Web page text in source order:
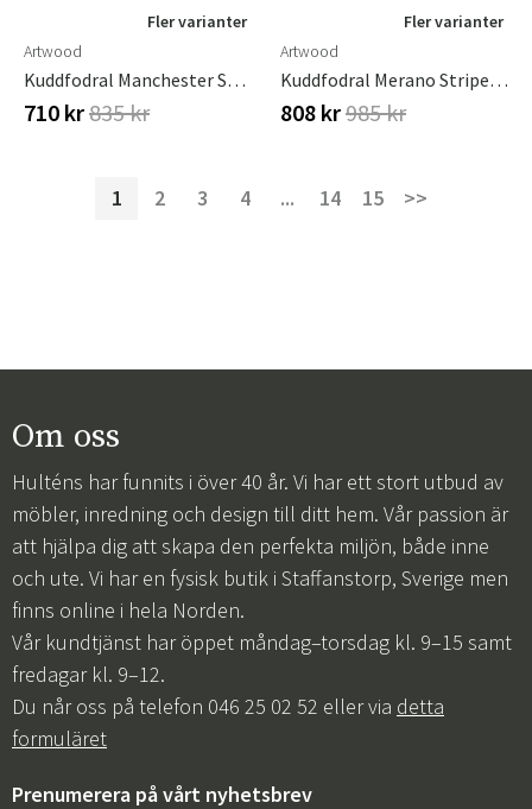
Fler varianter
Artwood
Kuddfodral Manchester Steel Grey 50X50 Cm
710 kr835 kr
Fler varianter
Artwood
Kuddfodral Merano Stripe Apatit 60x60 Cm
808 kr985 kr
1 2 3 4 ... 14 15 >>
Om oss
Hulténs har funnits i över 40 år. Vi har ett stort utbud av
möbler, inredning och design till ditt hem. Vår passion är
att hjälpa dig att skapa den perfekta miljön, både inne
och ute. Vi har en fysisk butik i Staffanstorp, Sverige men
finns online i hela Norden.
Vår kundtjänst har öppet måndag–torsdag kl. 9–15 samt
fredagar kl. 9–12.
Du når oss på telefon 046 25 02 52 eller via detta
formuläret
Prenumerera på vårt nyhetsbrev